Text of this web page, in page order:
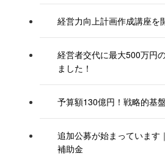
経営力向上計画作成講座を
経営者交代に最大500万円
ました！
予算額130億円！戦略的基
追加公募が始まっています
補助金